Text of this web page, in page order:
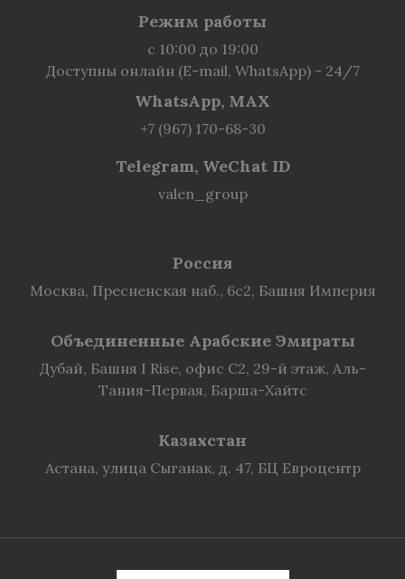
Режим работы
с 10:00 до 19:00
Доступны онлайн (E-mail, WhatsApp) - 24/7
WhatsApp, MAX
+7 (967) 170-68-30
Telegram, WeChat ID
valen_group
Россия
Москва, Пресненская наб., 6с2, Башня Империя
Объединенные Арабские Эмираты
Дубай, Башня I Rise, офис C2, 29-й этаж, Аль-
Тания-Первая, Барша-Хайтс
Казахстан
Астана, улица Сыганак, д. 47, БЦ Евроцентр